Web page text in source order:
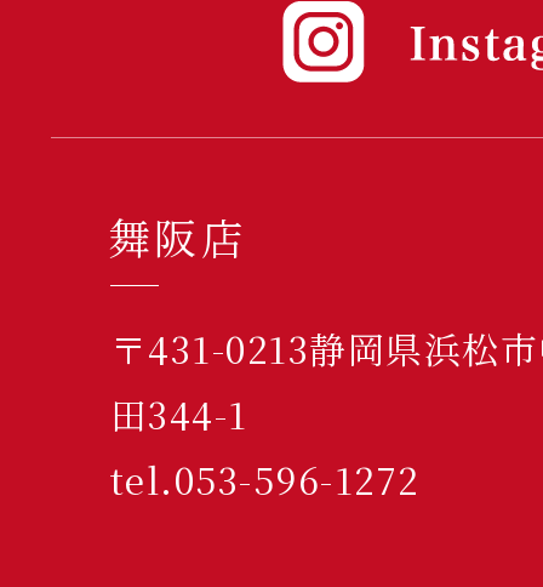
舞阪店
〒431-0213静岡県浜松
田344-1
tel.053-596-1272